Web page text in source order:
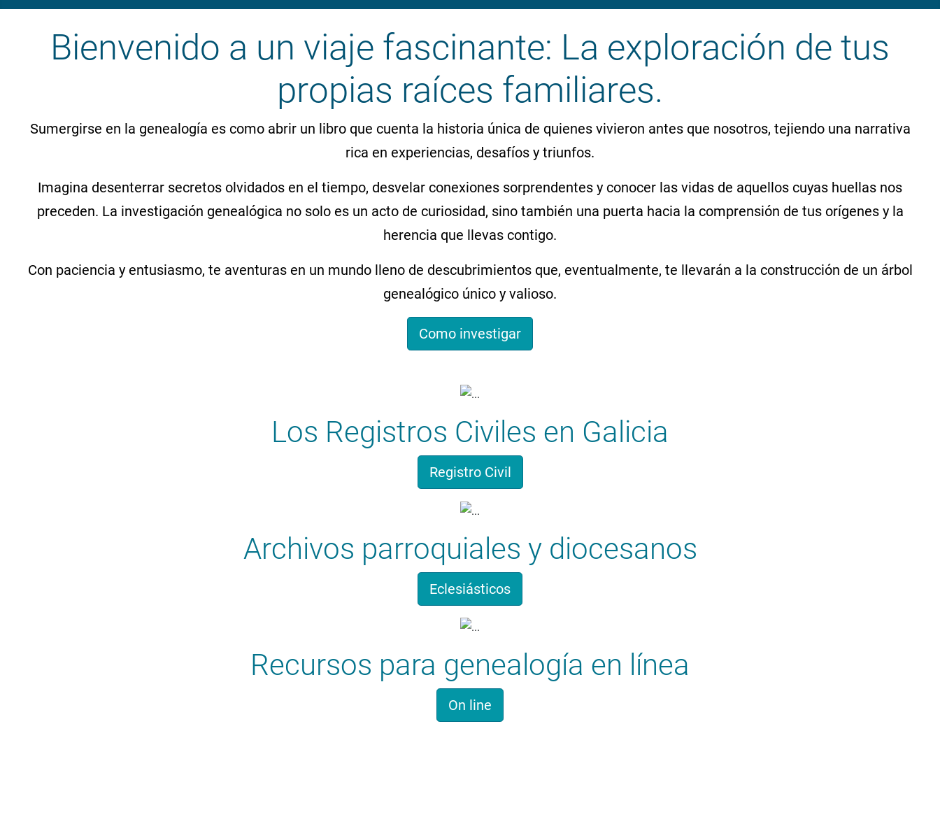
Bienvenido a un viaje fascinante: La exploración de tus
propias raíces familiares.
Sumergirse en la genealogía es como abrir un libro que cuenta la historia única de quienes vivieron antes que nosotros, tejiendo una narrativa
rica en experiencias, desafíos y triunfos.
Imagina desenterrar secretos olvidados en el tiempo, desvelar conexiones sorprendentes y conocer las vidas de aquellos cuyas huellas nos
preceden. La investigación genealógica no solo es un acto de curiosidad, sino también una puerta hacia la comprensión de tus orígenes y la
herencia que llevas contigo.
Con paciencia y entusiasmo, te aventuras en un mundo lleno de descubrimientos que, eventualmente, te llevarán a la construcción de un árbol
genealógico único y valioso.
Como investigar
Los Registros Civiles en Galicia
Registro Civil
Archivos parroquiales y diocesanos
Eclesiásticos
Recursos para genealogía en línea
On line